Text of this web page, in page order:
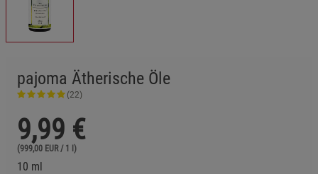
pajoma Ätherische Öle
(22)
9,99 €
(999,00 EUR / 1 l)
10 ml